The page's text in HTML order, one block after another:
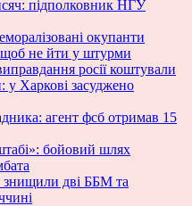
підполковник НГУ
окупанти
щоб не йти у штурми
росії коштували
у Харкові засуджено
агент фсб отримав 15
бойовий шлях
знищили дві ББМ та